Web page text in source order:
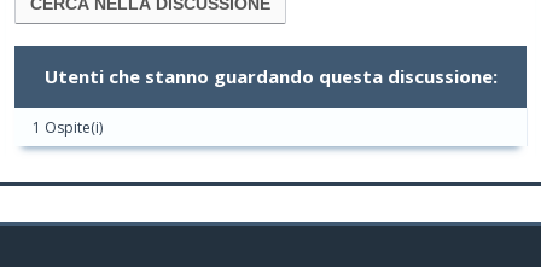
Utenti che stanno guardando questa discussione:
1 Ospite(i)